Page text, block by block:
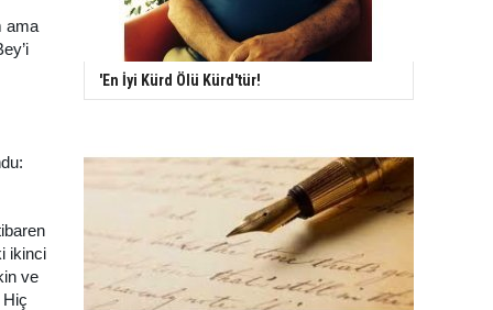
ama
ikinci
ve
Hiç
'En İyi Kürd Ölü Kürd'tür!